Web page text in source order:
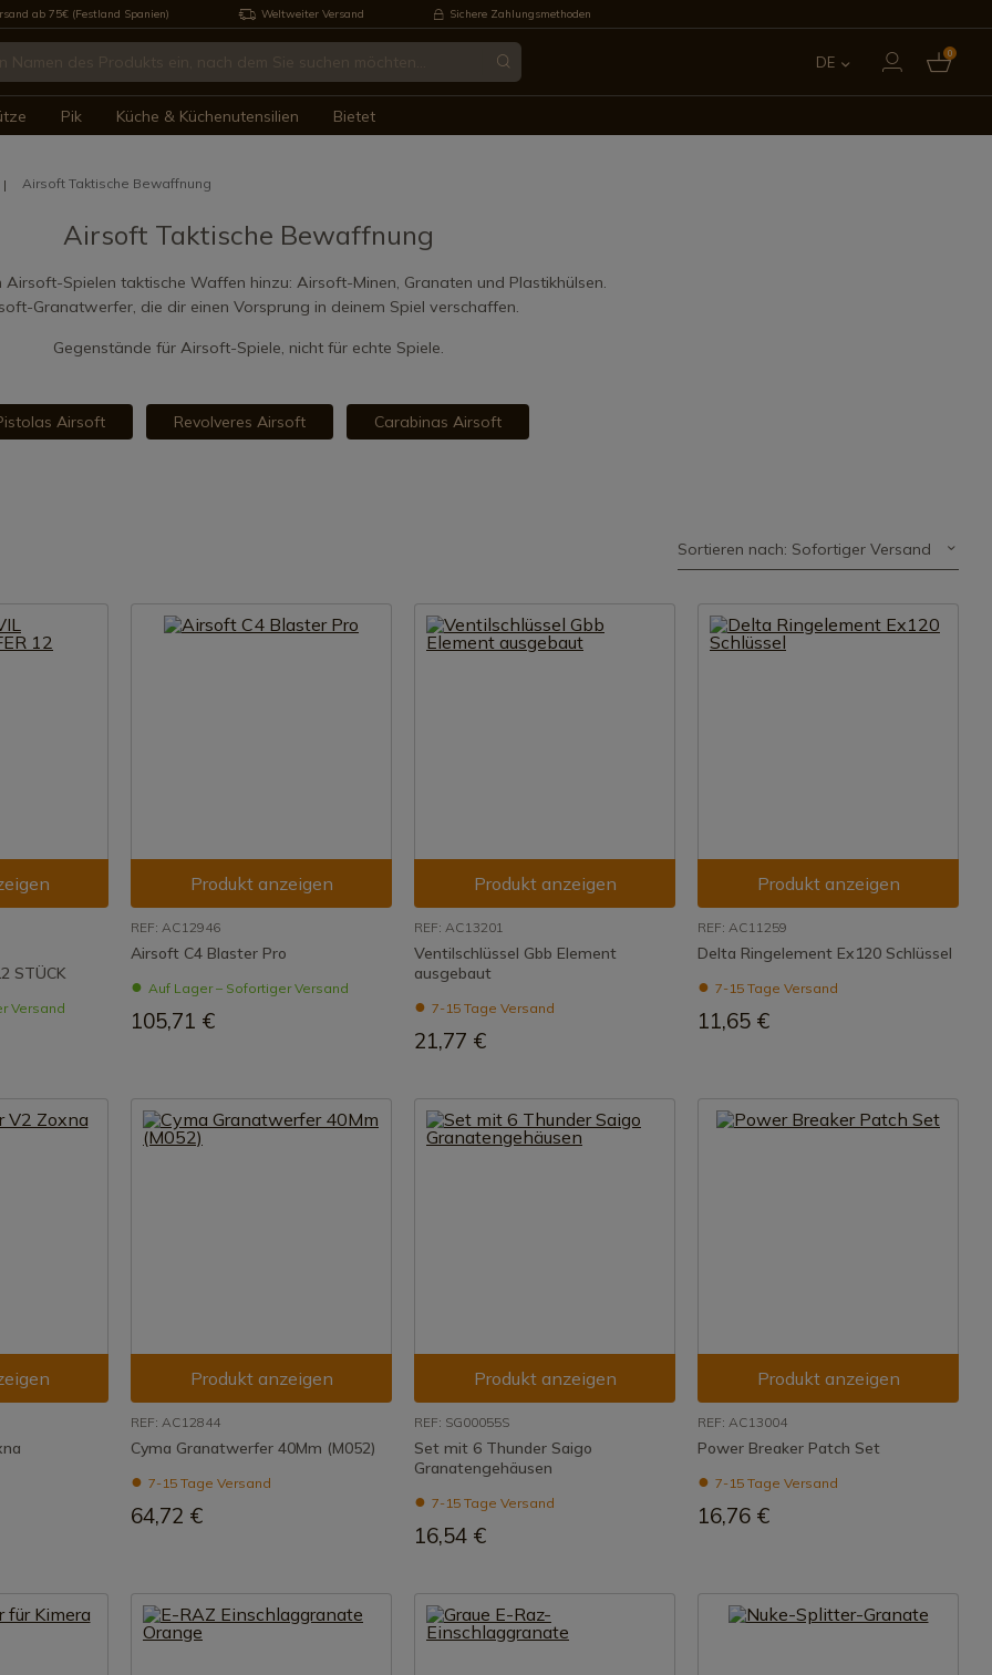
ab 75€ (Festland Spanien) Weltweiter Versand Sichere Zahlungsmethoden
DE 0
Pik Küche & Küchenutensilien Bietet
Airsoft Taktische Bewaffnung
Airsoft Taktische Bewaffnung
Airsoft-Spielen taktische Waffen hinzu: Airsoft-Minen, Granaten und Plastikhülsen.
Granatwerfer, die dir einen Vorsprung in deinem Spiel verschaffen.
Gegenstände für Airsoft-Spiele, nicht für echte Spiele.
Airsoft Revolveres Airsoft Carabinas Airsoft
Sortieren nach: Sofortiger Versand
STÜCK
Versand
Produkt anzeigen
REF: AC12946
Airsoft C4 Blaster Pro
Auf Lager – Sofortiger Versand
105,71 €
Produkt anzeigen
REF: AC13201
Ventilschlüssel Gbb Element
ausgebaut
7-15 Tage Versand
21,77 €
Produkt anzeigen
REF: AC11259
Delta Ringelement Ex120 Schlüssel
7-15 Tage Versand
11,65 €
Produkt anzeigen
REF: AC12844
Cyma Granatwerfer 40Mm (M052)
7-15 Tage Versand
64,72 €
Produkt anzeigen
REF: SG00055S
Set mit 6 Thunder Saigo
Granatengehäusen
7-15 Tage Versand
16,54 €
Produkt anzeigen
REF: AC13004
Power Breaker Patch Set
7-15 Tage Versand
16,76 €